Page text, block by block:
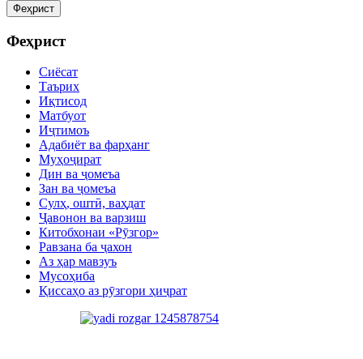
Феҳрист
Феҳрист
Сиёсат
Таърих
Иқтисод
Матбуот
Иҷтимоъ
Адабиёт ва фарҳанг
Муҳоҷират
Дин ва ҷомеъа
Зан ва ҷомеъа
Сулҳ, оштӣ, ваҳдат
Ҷавонон ва варзиш
Китобхонаи «Рӯзгор»
Равзана ба ҷахон
Аз ҳар мавзуъ
Мусоҳиба
Қиссаҳо аз рӯзгори ҳиҷрат